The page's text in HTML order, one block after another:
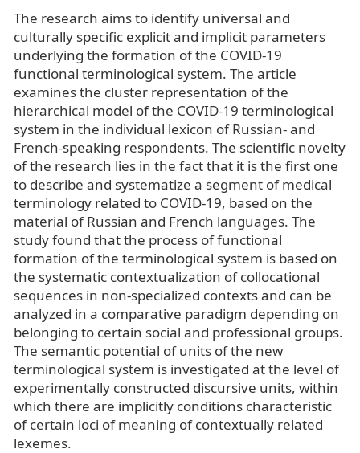
The research aims to identify universal and
culturally specific explicit and implicit parameters
underlying the formation of the COVID-19
functional terminological system. The article
examines the cluster representation of the
hierarchical model of the COVID-19 terminological
system in the individual lexicon of Russian- and
French-speaking respondents. The scientific novelty
of the research lies in the fact that it is the first one
to describe and systematize a segment of medical
terminology related to COVID-19, based on the
material of Russian and French languages. The
study found that the process of functional
formation of the terminological system is based on
the systematic contextualization of collocational
sequences in non-specialized contexts and can be
analyzed in a comparative paradigm depending on
belonging to certain social and professional groups.
The semantic potential of units of the new
terminological system is investigated at the level of
experimentally constructed discursive units, within
which there are implicitly conditions characteristic
of certain loci of meaning of contextually related
lexemes.